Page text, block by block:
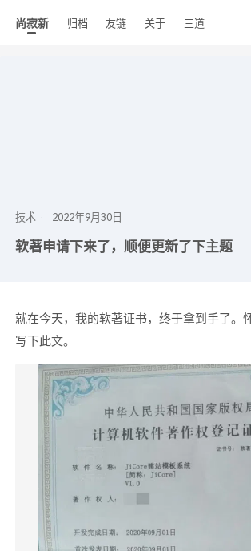
尚寂新 归档 友链 关于 三道
技术
软著申请下来了，顺便更新了下主题
就在今天，我的软著证书，终于拿到手了。
写下此文。